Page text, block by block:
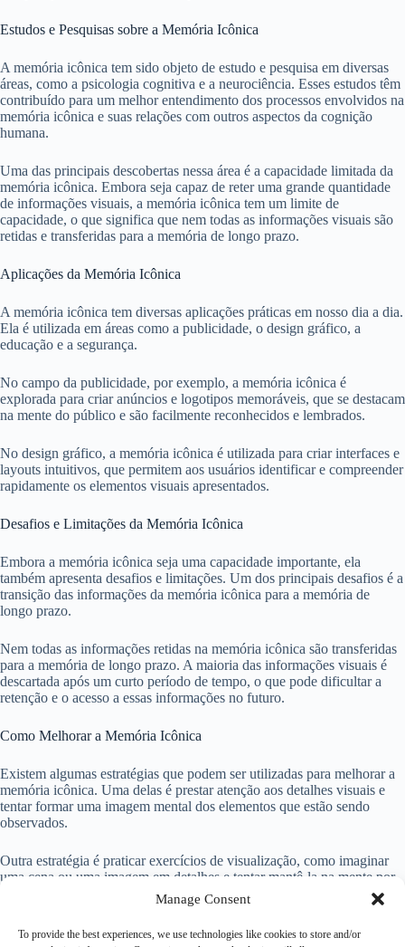
Manage Consent
To provide the best experiences, we use technologies like cookies to store and/or
Estudos e Pesquisas sobre a Memória Icônica
A memória icônica tem sido objeto de estudo e pesquisa em diversas
áreas, como a psicologia cognitiva e a neurociência. Esses estudos têm
contribuído para um melhor entendimento dos processos envolvidos na
memória icônica e suas relações com outros aspectos da cognição
humana.
Uma das principais descobertas nessa área é a capacidade limitada da
memória icônica. Embora seja capaz de reter uma grande quantidade
de informações visuais, a memória icônica tem um limite de
capacidade, o que significa que nem todas as informações visuais são
retidas e transferidas para a memória de longo prazo.
Aplicações da Memória Icônica
A memória icônica tem diversas aplicações práticas em nosso dia a dia.
Ela é utilizada em áreas como a publicidade, o design gráfico, a
educação e a segurança.
No campo da publicidade, por exemplo, a memória icônica é
explorada para criar anúncios e logotipos memoráveis, que se destacam
na mente do público e são facilmente reconhecidos e lembrados.
No design gráfico, a memória icônica é utilizada para criar interfaces e
layouts intuitivos, que permitem aos usuários identificar e compreender
rapidamente os elementos visuais apresentados.
Desafios e Limitações da Memória Icônica
Embora a memória icônica seja uma capacidade importante, ela
também apresenta desafios e limitações. Um dos principais desafios é a
transição das informações da memória icônica para a memória de
longo prazo.
Nem todas as informações retidas na memória icônica são transferidas
para a memória de longo prazo. A maioria das informações visuais é
descartada após um curto período de tempo, o que pode dificultar a
retenção e o acesso a essas informações no futuro.
Como Melhorar a Memória Icônica
Existem algumas estratégias que podem ser utilizadas para melhorar a
memória icônica. Uma delas é prestar atenção aos detalhes visuais e
tentar formar uma imagem mental dos elementos que estão sendo
observados.
Outra estratégia é praticar exercícios de visualização, como imaginar
uma cena ou uma imagem em detalhes e tentar mantê-la na mente por
Conclusão